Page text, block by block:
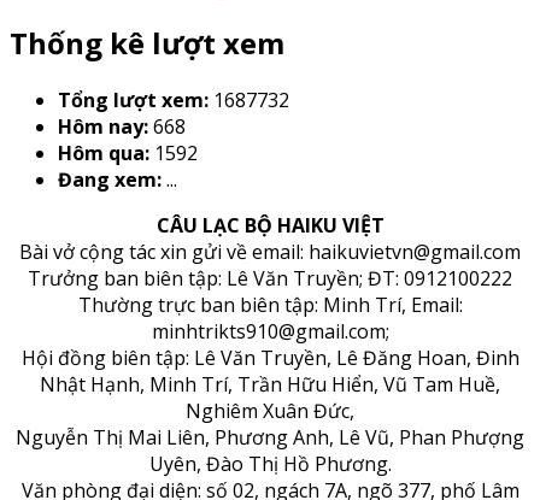
Thống kê lượt xem
Tổng lượt xem: 1687732
Hôm nay:668
Hôm qua: 1592
Đang xem:...
CÂU LẠC BỘ HAIKU VIỆT
Bài vở cộng tác xin gửi về email: haikuvietvn@gmail.com
Trưởng ban biên tập: Lê Văn Truyền; ĐT: 0912100222
Thường trực ban biên tập: Minh Trí, Email:
minhtrikts910@gmail.com;
Hội đồng biên tập: Lê Văn Truyền, Lê Đăng Hoan, Đinh
Nhật Hạnh, Minh Trí, Trần Hữu Hiển, Vũ Tam Huề,
Nghiêm Xuân Đức,
Nguyễn Thị Mai Liên, Phương Anh, Lê Vũ, Phan Phượng
Uyên, Đào Thị Hồ Phương.
Văn phòng đại diện: số 02, ngách 7A, ngõ 377, phố Lâm